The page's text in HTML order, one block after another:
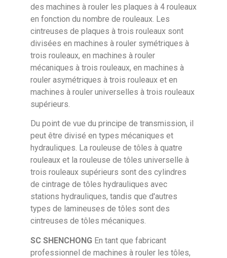
des machines à rouler les plaques à 4 rouleaux
en fonction du nombre de rouleaux. Les
cintreuses de plaques à trois rouleaux sont
divisées en machines à rouler symétriques à
trois rouleaux, en machines à rouler
mécaniques à trois rouleaux, en machines à
rouler asymétriques à trois rouleaux et en
machines à rouler universelles à trois rouleaux
supérieurs.
Du point de vue du principe de transmission, il
peut être divisé en types mécaniques et
hydrauliques. La rouleuse de tôles à quatre
rouleaux et la rouleuse de tôles universelle à
trois rouleaux supérieurs sont des cylindres
de cintrage de tôles hydrauliques avec
stations hydrauliques, tandis que d'autres
types de lamineuses de tôles sont des
cintreuses de tôles mécaniques.
SC SHENCHONG En tant que fabricant
professionnel de machines à rouler les tôles,